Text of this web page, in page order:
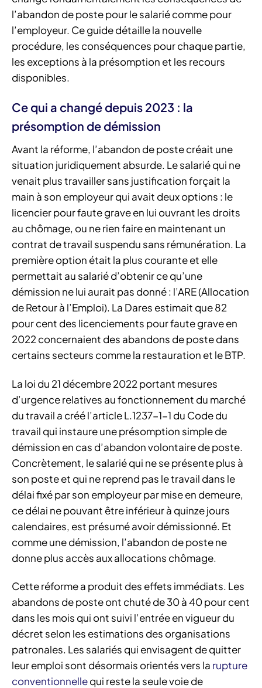
l’abandon de poste pour le salarié comme pour
l’employeur. Ce guide détaille la nouvelle
procédure, les conséquences pour chaque partie,
les exceptions à la présomption et les recours
disponibles.
Ce qui a changé depuis 2023 : la
présomption de démission
Avant la réforme, l’abandon de poste créait une
situation juridiquement absurde. Le salarié qui ne
venait plus travailler sans justification forçait la
main à son employeur qui avait deux options : le
licencier pour faute grave en lui ouvrant les droits
au chômage, ou ne rien faire en maintenant un
contrat de travail suspendu sans rémunération. La
première option était la plus courante et elle
permettait au salarié d’obtenir ce qu’une
démission ne lui aurait pas donné : l’ARE (Allocation
de Retour à l’Emploi). La Dares estimait que 82
pour cent des licenciements pour faute grave en
2022 concernaient des abandons de poste dans
certains secteurs comme la restauration et le BTP.
La loi du 21 décembre 2022 portant mesures
d’urgence relatives au fonctionnement du marché
du travail a créé l’article L.1237-1-1 du Code du
travail qui instaure une présomption simple de
démission en cas d’abandon volontaire de poste.
Concrètement, le salarié qui ne se présente plus à
son poste et qui ne reprend pas le travail dans le
délai fixé par son employeur par mise en demeure,
ce délai ne pouvant être inférieur à quinze jours
calendaires, est présumé avoir démissionné. Et
comme une démission, l’abandon de poste ne
donne plus accès aux allocations chômage.
Cette réforme a produit des effets immédiats. Les
abandons de poste ont chuté de 30 à 40 pour cent
dans les mois qui ont suivi l’entrée en vigueur du
décret selon les estimations des organisations
patronales. Les salariés qui envisagent de quitter
leur emploi sont désormais orientés vers la rupture
conventionnellequi reste la seule voie de